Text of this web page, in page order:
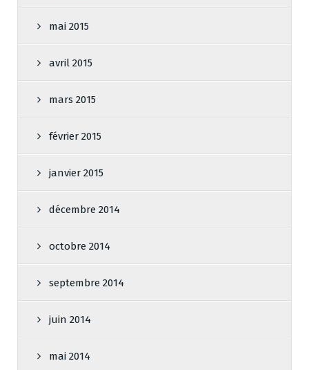
mai 2015
avril 2015
mars 2015
février 2015
janvier 2015
décembre 2014
octobre 2014
septembre 2014
juin 2014
mai 2014